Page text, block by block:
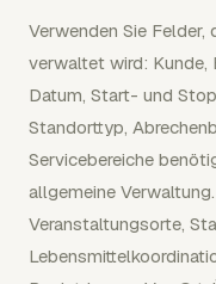
Verwenden Sie
verwaltet wird: Kunde,
Datum, Start- und
Standorttyp,
Servicebereiche
allgemeine
Veranstaltungsorte,